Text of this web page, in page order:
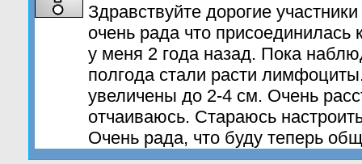
Здравствуйте дорогие
очень рада что
у меня 2 года назад. Пока
полгода стали расти
увеличены до 2-4 см. Очень
отчаиваюсь. Стараюсь
Очень рада, что буду теперь